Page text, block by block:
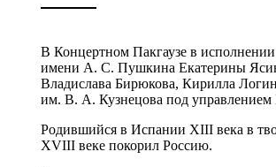
В Концертном Пакгаузе в
имени А. С. Пушкина Екатерины
Владислава Бирюкова, Кирилла
им. В. А. Кузнецова под управлением
Родившийся в Испании XIII века в
XVIII веке покорил Россию.